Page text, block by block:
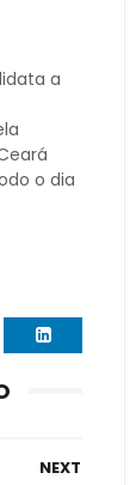
a
o dia
NEXT